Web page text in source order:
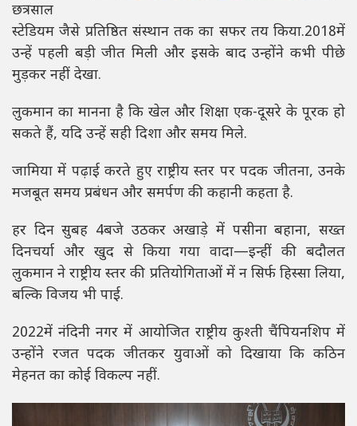
छत्रसाल
स्टेडियम जैसे प्रतिष्ठित संस्थान तक का सफर तय किया.2018में
उन्हें पहली बड़ी जीत मिली और इसके बाद उन्होंने कभी पीछे
मुड़कर नहीं देखा.
लुकमान का मानना है कि खेल और शिक्षा एक-दूसरे के पूरक हो
सकते हैं, यदि उन्हें सही दिशा और समय मिले.
जामिया में पढ़ाई करते हुए राष्ट्रीय स्तर पर पदक जीतना, उनके
मजबूत समय प्रबंधन और समर्पण की कहानी कहता है.
हर दिन सुबह 4बजे उठकर अखाड़े में पसीना बहाना, सख्त
दिनचर्या और खुद से किया गया वादा—इन्हीं की बदौलत
लुकमान ने राष्ट्रीय स्तर की प्रतियोगिताओं में न सिर्फ हिस्सा लिया,
बल्कि विजय भी पाई.
2022में नंदिनी नगर में आयोजित राष्ट्रीय कुश्ती चैंपियनशिप में
उन्होंने रजत पदक जीतकर युवाओं को दिखाया कि कठिन
मेहनत का कोई विकल्प नहीं.